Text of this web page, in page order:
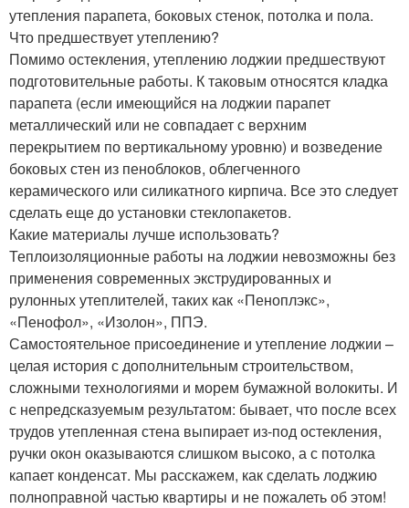
утепления парапета, боковых стенок, потолка и пола.
Что предшествует утеплению?
Помимо остекления, утеплению лоджии предшествуют
подготовительные работы. К таковым относятся кладка
парапета (если имеющийся на лоджии парапет
металлический или не совпадает с верхним
перекрытием по вертикальному уровню) и возведение
боковых стен из пеноблоков, облегченного
керамического или силикатного кирпича. Все это следует
сделать еще до установки стеклопакетов.
Какие материалы лучше использовать?
Теплоизоляционные работы на лоджии невозможны без
применения современных экструдированных и
рулонных утеплителей, таких как «Пеноплэкс»,
«Пенофол», «Изолон», ППЭ.
Самостоятельное присоединение и утепление лоджии –
целая история с дополнительным строительством,
сложными технологиями и морем бумажной волокиты. И
с непредсказуемым результатом: бывает, что после всех
трудов утепленная стена выпирает из-под остекления,
ручки окон оказываются слишком высоко, а с потолка
капает конденсат. Мы расскажем, как сделать лоджию
полноправной частью квартиры и не пожалеть об этом!